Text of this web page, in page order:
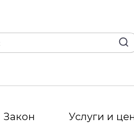
Закон Услуги и